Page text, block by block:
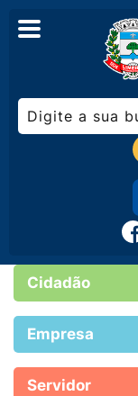
Cidadão
Empresa
Servidor